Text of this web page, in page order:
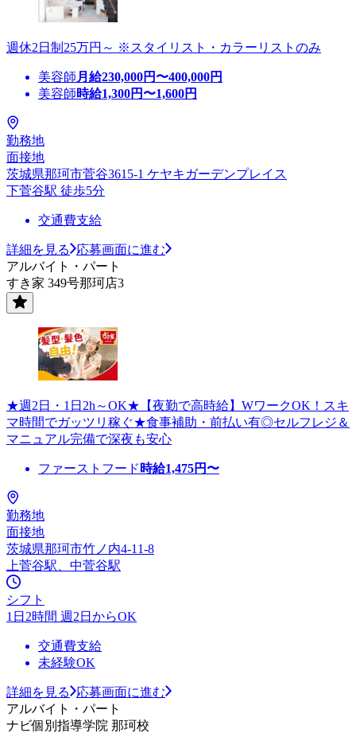
週休2日制25万円～ ※スタイリスト・カラーリストのみ
美容師 月給230,000円〜400,000円
美容師時給1,300円〜1,600円
勤務地
面接地
茨城県那珂市菅谷3615-1 ケヤキガーデンプレイス
下菅谷駅 徒歩5分
交通費支給
詳細を見る
応募画面に進む
アルバイト・パート
すき家 349号那珂店3
★週2日・1日2h～OK★【夜勤で高時給】WワークOK！スキ
マ時間でガッツリ稼ぐ★食事補助・前払い有◎セルフレジ＆
マニュアル完備で深夜も安心
ファーストフード 時給1,475円〜
勤務地
面接地
茨城県那珂市竹ノ内4-11-8
上菅谷駅、中菅谷駅
シフト
1日2時間 週2日からOK
交通費支給
未経験OK
詳細を見る
応募画面に進む
アルバイト・パート
ナビ個別指導学院 那珂校